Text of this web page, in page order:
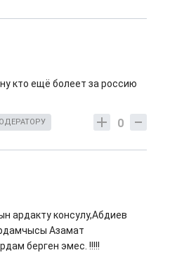
кто ещё болеет за россию
0
ардакту консулу,Абдиев
Азамат
берген эмес. !!!!!